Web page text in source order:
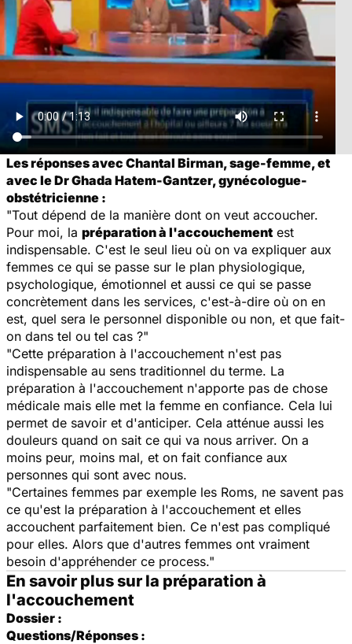
Les réponses avec Chantal Birman, sage-femme, et
avec le Dr Ghada Hatem-Gantzer, gynécologue-
obstétricienne :
"Tout dépend de la manière dont on veut accoucher.
Pour moi, la préparation à l'accouchement est
indispensable. C'est le seul lieu où on va expliquer aux
femmes ce qui se passe sur le plan physiologique,
psychologique, émotionnel et aussi ce qui se passe
concrètement dans les services, c'est-à-dire où on en
est, quel sera le personnel disponible ou non, et que fait-
on dans tel ou tel cas ?"
"Cette préparation à l'accouchement n'est pas
indispensable au sens traditionnel du terme. La
préparation à l'accouchement n'apporte pas de chose
médicale mais elle met la femme en confiance. Cela lui
permet de savoir et d'anticiper. Cela atténue aussi les
douleurs quand on sait ce qui va nous arriver. On a
moins peur, moins mal, et on fait confiance aux
personnes qui sont avec nous.
"Certaines femmes par exemple les Roms, ne savent pas
ce qu'est la préparation à l'accouchement et elles
accouchent parfaitement bien. Ce n'est pas compliqué
pour elles. Alors que d'autres femmes ont vraiment
besoin d'appréhender ce process."
En savoir plus sur la préparation à
l'accouchement
Dossier :
Questions/Réponses :